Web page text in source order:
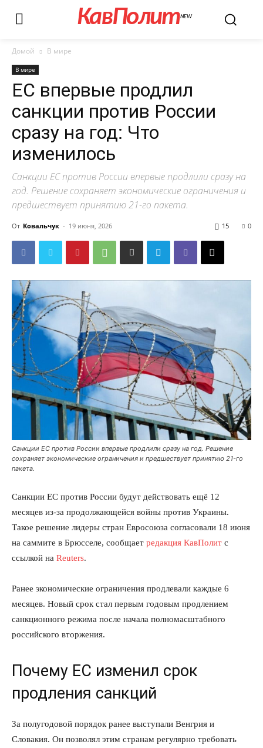
КавПолитNEW
Домой В мире
В мире
ЕС впервые продлил
санкции против России
сразу на год: Что
изменилось
Санкции ЕС против России впервые продлили сразу на
год. Решение сохраняет экономические ограничения и
предшествует принятию 21-го пакета.
От Ковальчук - 19 июня, 2026 0
15
Санкции ЕС против России впервые продлили сразу на год. Решение
сохраняет экономические ограничения и предшествует принятию 21-го
пакета.
Санкции ЕС против России будут действовать ещё 12
месяцев из-за продолжающейся войны против Украины.
Такое решение лидеры стран Евросоюза согласовали 18 июня
на саммите в Брюсселе, сообщает редакция КавПолит с
ссылкой на Reuters.
Ранее экономические ограничения продлевали каждые 6
месяцев. Новый срок стал первым годовым продлением
санкционного режима после начала полномасштабного
российского вторжения.
Почему ЕС изменил срок
продления санкций
За полугодовой порядок ранее выступали Венгрия и
Словакия. Он позволял этим странам регулярно требовать